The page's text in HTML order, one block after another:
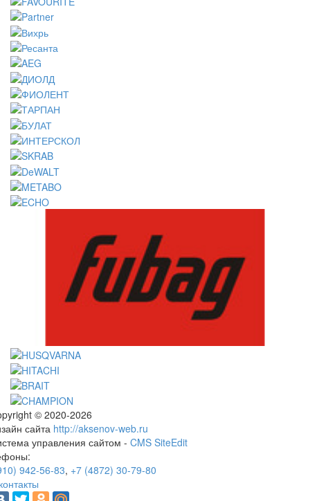
© 2020-2026
сайта http://aksenov-web.ru
управления сайтом - CMS SiteEdit
942-56-83, +7 (4872) 30-79-80